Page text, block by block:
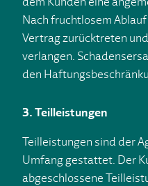
Nach fruchtlosem
Vertrag zurücktreten
verlangen.
den
3. Teilleistungen
Teilleistungen sind der
Umfang gestattet. Der
abgeschlossene